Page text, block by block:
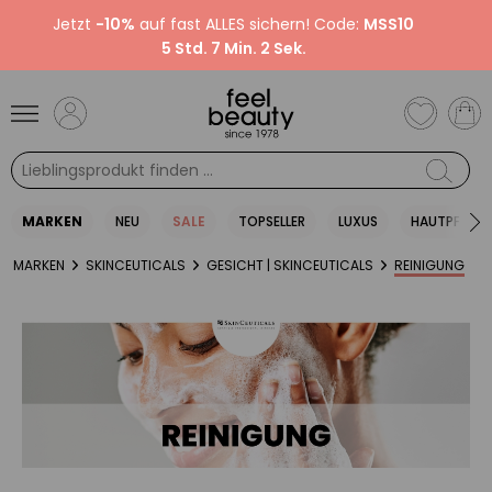
Jetzt -10% auf fast ALLES sichern! Code: MSS10
5 Std. 7 Min. 2 Sek.
MARKEN NEU SALE TOPSELLER LUXUS HAUTPFLEGE
MARKEN SKINCEUTICALS GESICHT | SKINCEUTICALS REINIGUNG